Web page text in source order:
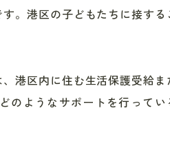
。港区の子どもたちに接する
港区内に住む生活保護受給ま
のようなサポートを行ってい